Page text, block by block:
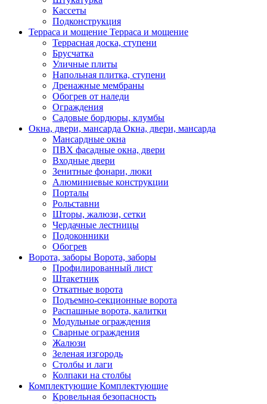
Кассеты
Подконструкция
Терраса и мощение Терраса и мощение
Террасная доска, ступени
Брусчатка
Уличные плиты
Напольная плитка, ступени
Дренажные мембраны
Обогрев от наледи
Ограждения
Садовые бордюры, клумбы
Окна, двери, мансарда Окна, двери, мансарда
Мансардные окна
ПВХ фасадные окна, двери
Входные двери
Зенитные фонари, люки
Алюминиевые конструкции
Порталы
Рольставни
Шторы, жалюзи, сетки
Чердачные лестницы
Подоконники
Обогрев
Ворота, заборы Ворота, заборы
Профилированный лист
Штакетник
Откатные ворота
Подъемно-секционные ворота
Распашные ворота, калитки
Модульные ограждения
Сварные ограждения
Жалюзи
Зеленая изгородь
Столбы и лаги
Колпаки на столбы
Комплектующие Комплектующие
Кровельная безопасность